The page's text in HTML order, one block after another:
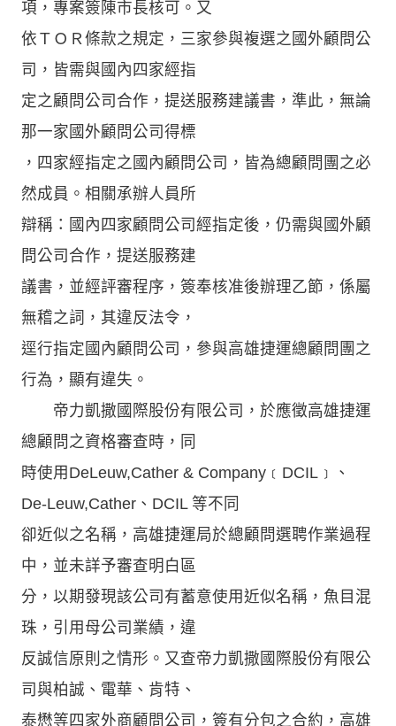
項，專案簽陳市長核可。又
依ＴＯＲ條款之規定，三家參與複選之國外顧問公
司，皆需與國內四家經指
定之顧問公司合作，提送服務建議書，準此，無論
那一家國外顧問公司得標
，四家經指定之國內顧問公司，皆為總顧問團之必
然成員。相關承辦人員所
辯稱：國內四家顧問公司經指定後，仍需與國外顧
問公司合作，提送服務建
議書，並經評審程序，簽奉核准後辦理乙節，係屬
無稽之詞，其違反法令，
逕行指定國內顧問公司，參與高雄捷運總顧問團之
行為，顯有違失。
帝力凱撒國際股份有限公司，於應徵高雄捷運
總顧問之資格審查時，同
時使用DeLeuw,Cather & Company﹝DCIL﹞、
De-Leuw,Cather、DCIL 等不同
卻近似之名稱，高雄捷運局於總顧問選聘作業過程
中，並未詳予審查明白區
分，以期發現該公司有蓄意使用近似名稱，魚目混
珠，引用母公司業績，違
反誠信原則之情形。又查帝力凱撒國際股份有限公
司與柏誠、電華、肯特、
泰懋等四家外商顧問公司，簽有分包之合約，高雄